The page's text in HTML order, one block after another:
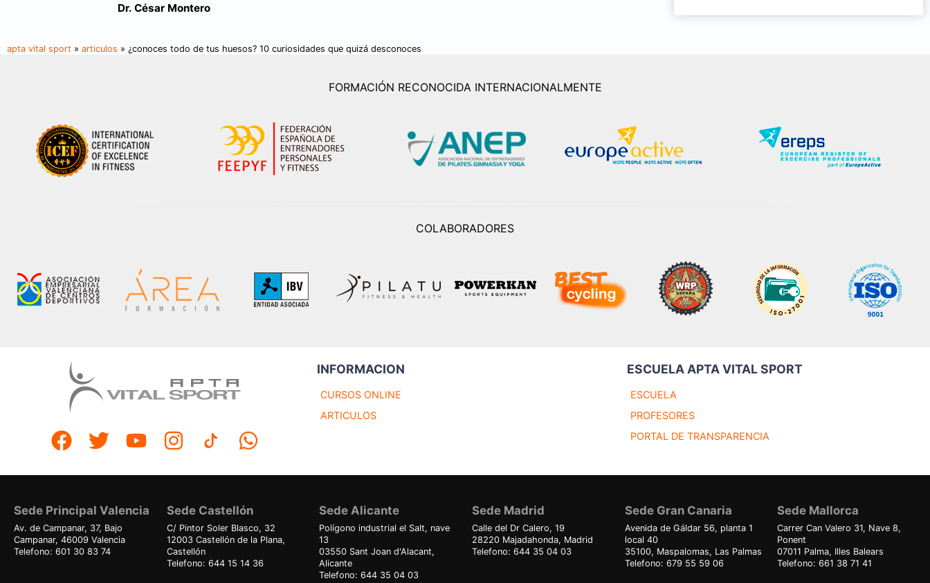
Dr. César Montero
apta vital sport » articulos » ¿conoces todo de tus huesos? 10 curiosidades que quizá desconoces
FORMACIÓN RECONOCIDA INTERNACIONALMENTE
COLABORADORES
INFORMACION
CURSOS ONLINE
ARTICULOS
ESCUELA APTA VITAL SPORT
ESCUELA
PROFESORES
PORTAL DE TRANSPARENCIA
Sede Principal Valencia
Av. de Campanar, 37, Bajo
Campanar, 46009 Valencia
Telefono: 601 30 83 74
Sede Castellón
C/ Pintor Soler Blasco, 32
12003 Castellón de la Plana,
Castellón
Telefono: 644 15 14 36
Sede Alicante
Polígono industrial el Salt, nave
13
03550 Sant Joan d'Alacant,
Alicante
Telefono: 644 35 04 03
Sede Madrid
Calle del Dr Calero, 19
28220 Majadahonda, Madrid
Telefono: 644 35 04 03
Sede Gran Canaria
Avenida de Gáldar 56, planta 1
local 40
35100, Maspalomas, Las Palmas
Telefono: 679 55 59 06
Sede Mallorca
Carrer Can Valero 31, Nave 8,
Ponent
07011 Palma, Illes Balears
Telefono: 661 38 71 41